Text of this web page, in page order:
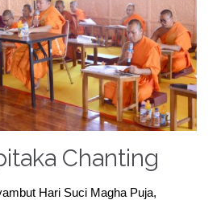
Chanting
Hari Suci Magha Puja,